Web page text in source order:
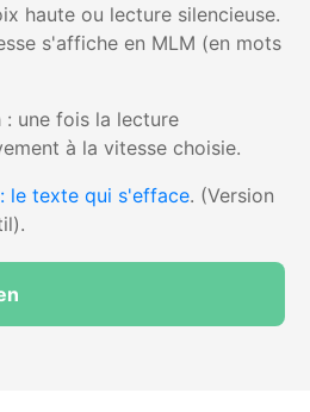
haute ou lecture silencieuse.
s'affiche en MLM (en mots
: une fois la lecture
à la vitesse choisie.
le texte qui s'efface. (Version